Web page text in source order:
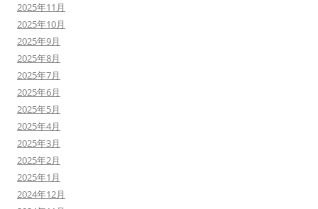
2025年11月
2025年10月
2025年9月
2025年8月
2025年7月
2025年6月
2025年5月
2025年4月
2025年3月
2025年2月
2025年1月
2024年12月